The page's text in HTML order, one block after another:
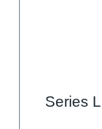
Series